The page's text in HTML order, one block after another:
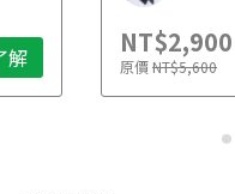
解 NT$2,900
原價NT$5,600